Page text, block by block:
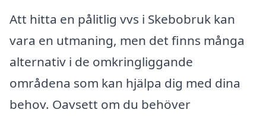
Att hitta en pålitlig vvs i Skebobruk kan
vara en utmaning, men det finns många
alternativ i de omkringliggande
områdena som kan hjälpa dig med dina
behov. Oavsett om du behöver